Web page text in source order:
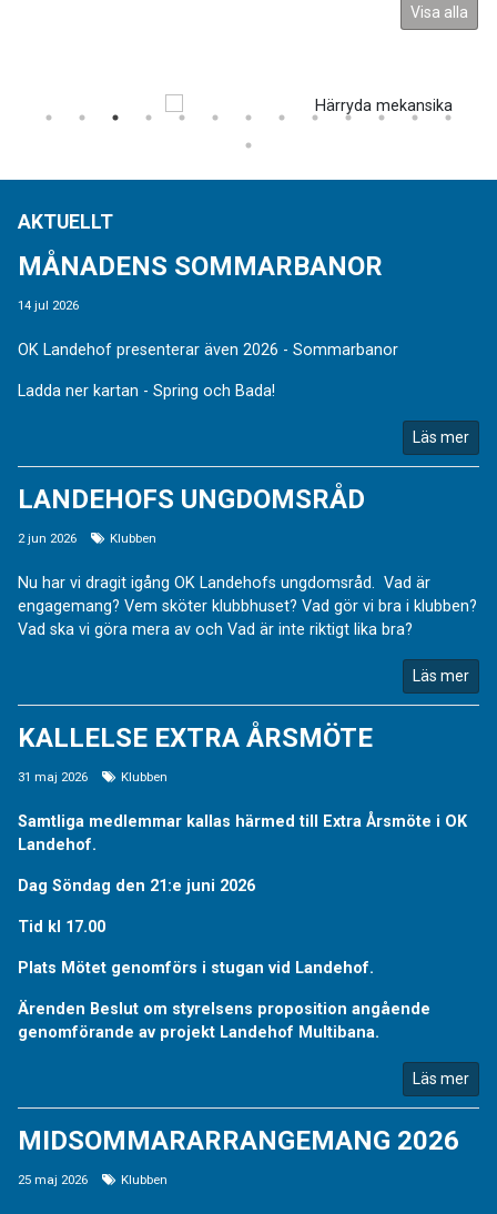
Visa alla
AKTUELLT
MÅNADENS SOMMARBANOR
14 jul 2026
OK Landehof presenterar även 2026 - Sommarbanor
Ladda ner kartan - Spring och Bada!
Läs mer
LANDEHOFS UNGDOMSRÅD
2 jun 2026 Klubben
Nu har vi dragit igång OK Landehofs ungdomsråd. Vad är
engagemang? Vem sköter klubbhuset? Vad gör vi bra i klubben?
Vad ska vi göra mera av och Vad är inte riktigt lika bra?
Läs mer
KALLELSE EXTRA ÅRSMÖTE
31 maj 2026 Klubben
Samtliga medlemmar kallas härmed till Extra Årsmöte i OK
Landehof.
Dag Söndag den 21:e juni 2026
Tid kl 17.00
Plats Mötet genomförs i stugan vid Landehof.
Ärenden Beslut om styrelsens proposition angående
genomförande av projekt Landehof Multibana.
Läs mer
MIDSOMMARARRANGEMANG 2026
25 maj 2026 Klubben